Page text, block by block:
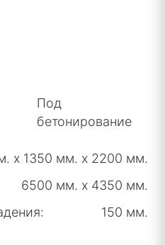
Под
бетонирование
х 1350 мм. х 2200 мм.
6500 мм. х 4350 мм.
150 мм.